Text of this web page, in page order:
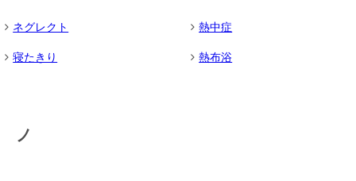
ネグレクト
寝たきり
熱中症
熱布浴
ノ